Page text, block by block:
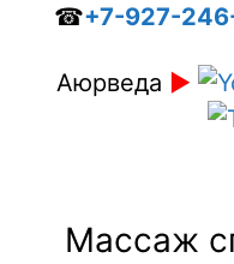
☎+7-927-
Аюрведа ►
Массаж